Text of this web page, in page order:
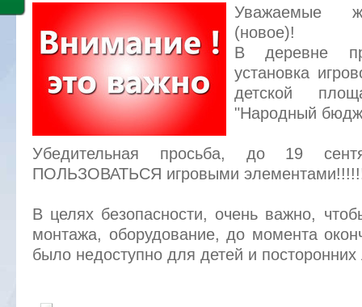
Уважаемые
(новое)!
В деревне
установка
детской
"Народный
Убедительная просьба, до 19
ПОЛЬЗОВАТЬСЯ игровыми
В целях безопасности, очень важно,
монтажа, оборудование, до момента
было недоступно для детей и